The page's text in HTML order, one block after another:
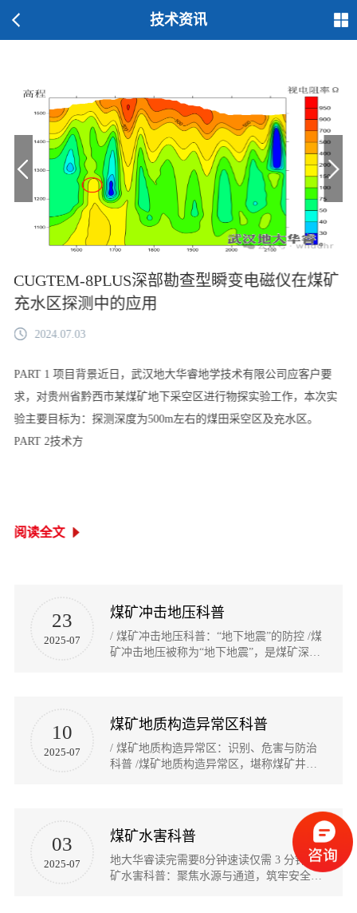
技术资讯
CUGTEM-8PLUS深部勘查型瞬变电磁仪在煤矿
充水区探测中的应用
2024.07.03
PART 1 项目背景近日，武汉地大华睿地学技术有限公司应客户要
求，对贵州省黔西市某煤矿地下采空区进行物探实验工作，本次实
验主要目标为：探测深度为500m左右的煤田采空区及充水区。
PART 2技术方
阅读全文
23
2025-07
煤矿冲击地压科普
/ 煤矿冲击地压科普：“地下地震”的防控 /煤
矿冲击地压被称为“地下地震”，是煤矿深部
程》...
10
2025-07
煤矿地质构造异常区科普
/ 煤矿地质构造异常区：识别、危害与防治
科普 /煤矿地质构造异常区，堪称煤矿井下
力集中等一系列棘手问题，严重威胁着生产
安全...
03
2025-07
煤矿水害科普
地大华睿读完需要8分钟速读仅需 3 分钟/ 煤
矿水害科普：聚焦水源与通道，筑牢安全防